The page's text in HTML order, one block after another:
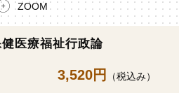
ZOOM
医療福祉行政論
3,520円 （税込み）